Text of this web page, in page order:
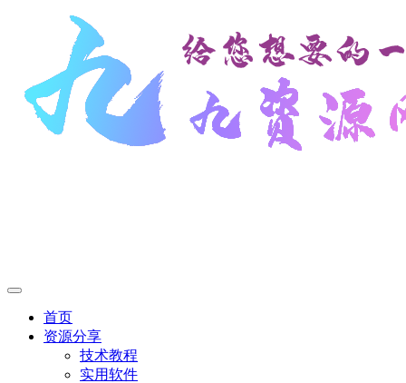
首页
资源分享
技术教程
实用软件